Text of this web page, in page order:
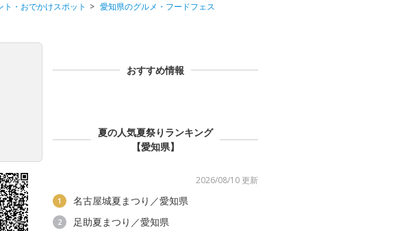
・おでかけスポット
愛知県のグルメ・フードフェス
おすすめ情報
夏の人気夏祭りランキング
【愛知県】
2026/08/10 更新
1 名古屋城夏まつり／愛知県
2 足助夏まつり／愛知県